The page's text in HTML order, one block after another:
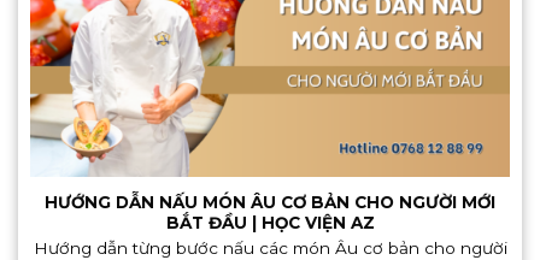
HƯỚNG DẪN NẤU MÓN ÂU CƠ BẢN CHO NGƯỜI MỚI
BẮT ĐẦU | HỌC VIỆN AZ
Hướng dẫn từng bước nấu các món Âu cơ bản cho người